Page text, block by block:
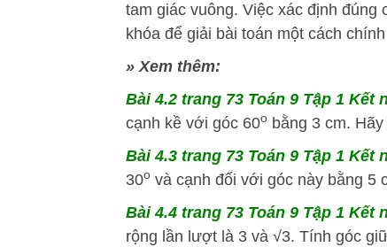
tam giác vuông. Việc xác định đúng
khóa để giải bài toán một cách
» Xem thêm:
Bài 4.2 trang 73 Toán 9 Tập 1 Kết
cạnh kề với góc 60o bằng 3 cm.
Bài 4.3 trang 73 Toán 9 Tập 1 Kết
30o và cạnh đối với góc này bằng 5
Bài 4.4 trang 73 Toán 9 Tập 1 Kết
rộng lần lượt là 3 và √3. Tính góc